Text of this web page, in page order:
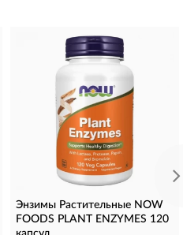
Энзимы Растительные NOW
FOODS PLANT ENZYMES 120